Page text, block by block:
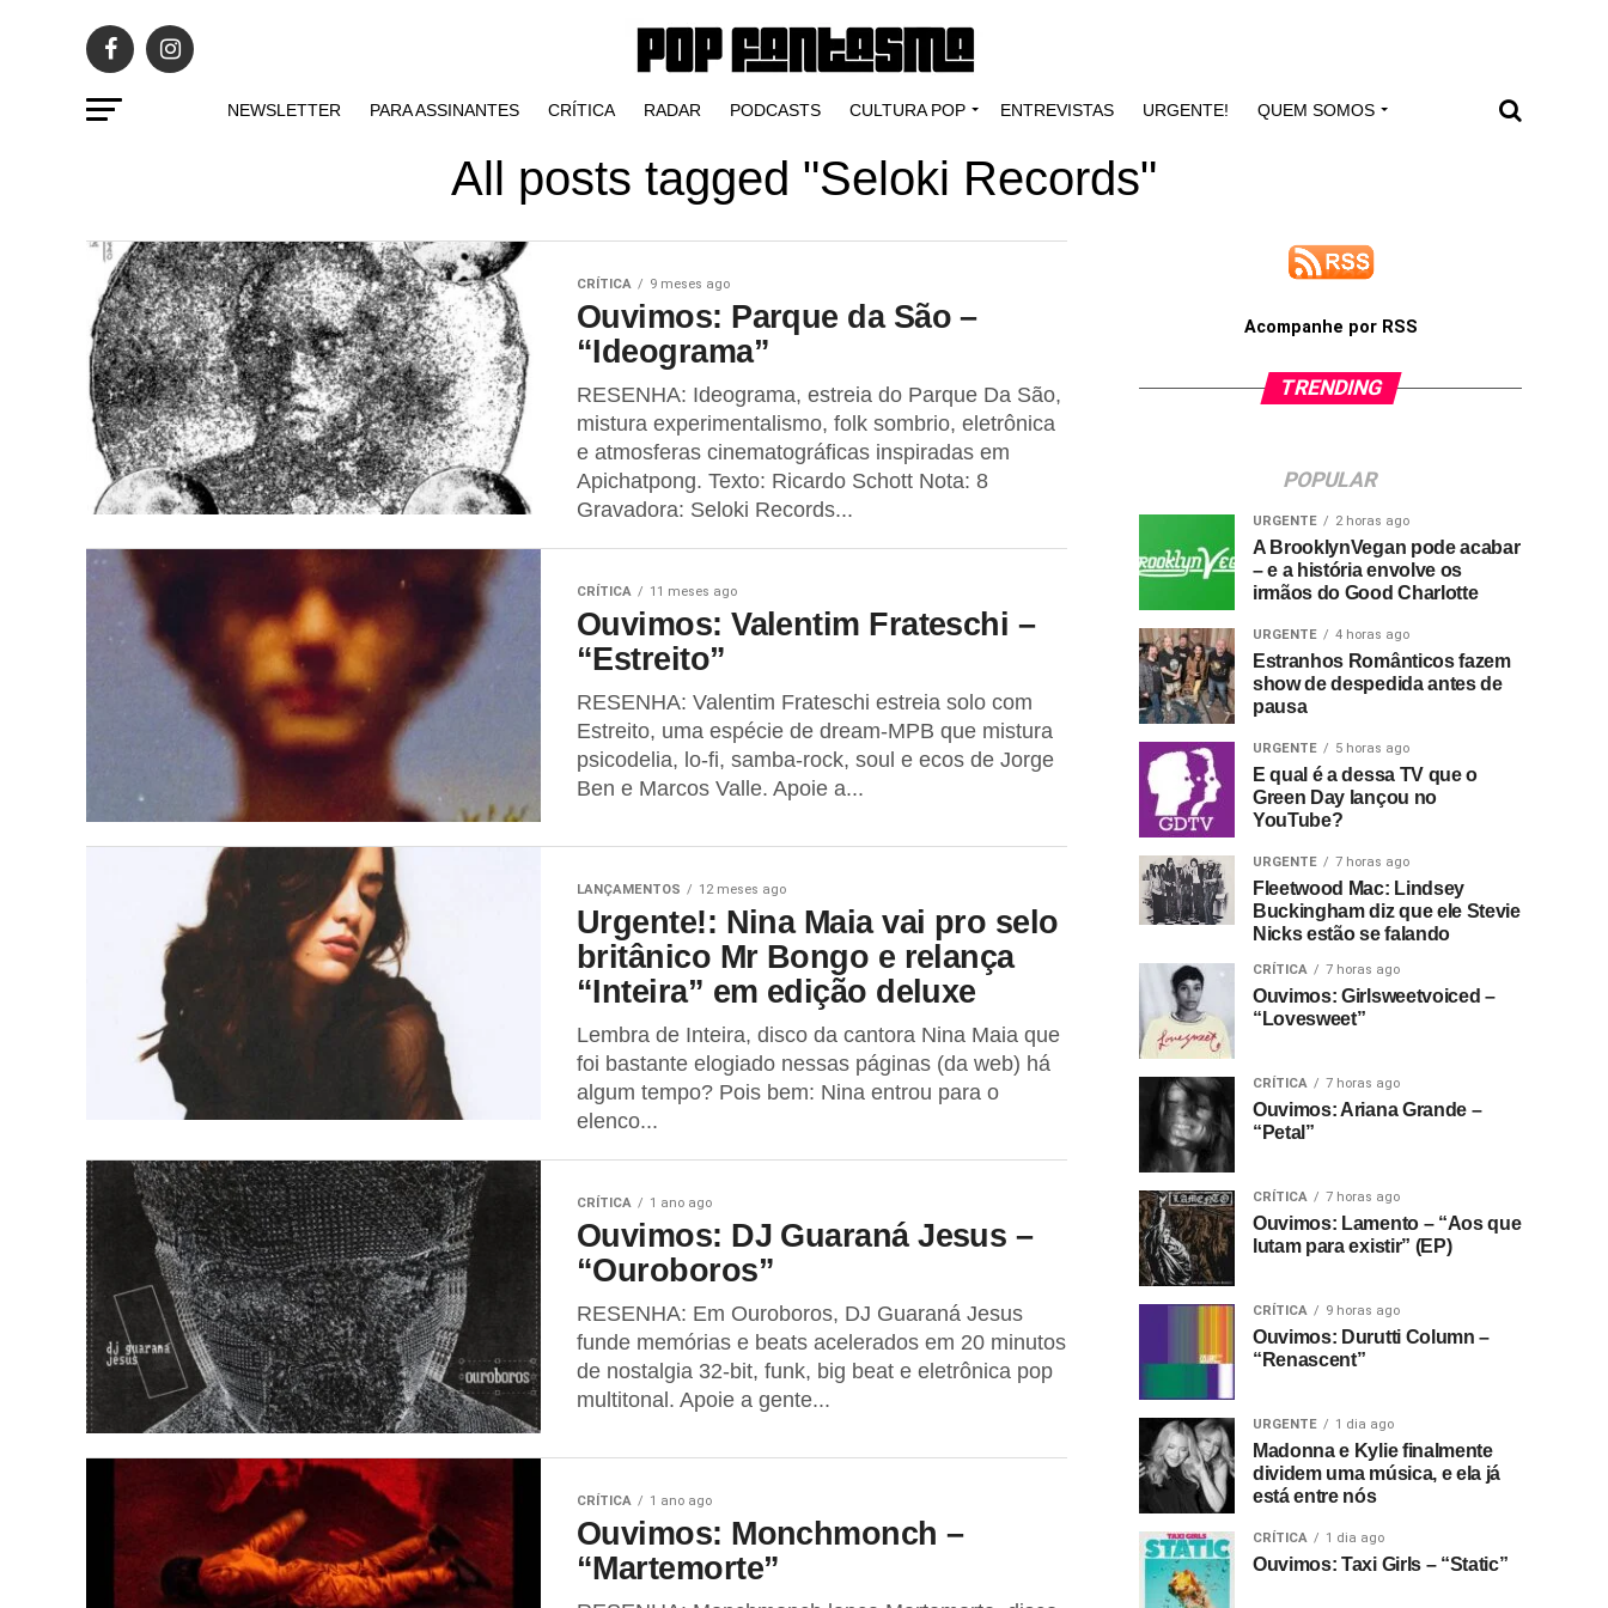
NEWSLETTER PARA ASSINANTES CRÍTICA RADAR PODCASTS CULTURA POP ENTREVISTAS URGENTE! QUEM SOMOS
All posts tagged "Seloki Records"
CRÍTICA 9 meses ago
Ouvimos: Parque da São –
“Ideograma”
RESENHA: Ideograma, estreia do Parque Da São,
mistura experimentalismo, folk sombrio, eletrônica
e atmosferas cinematográficas inspiradas em
Apichatpong. Texto: Ricardo Schott Nota: 8
Gravadora: Seloki Records...
CRÍTICA 11 meses ago
Ouvimos: Valentim Frateschi –
“Estreito”
RESENHA: Valentim Frateschi estreia solo com
Estreito, uma espécie de dream-MPB que mistura
psicodelia, lo-fi, samba-rock, soul e ecos de Jorge
Ben e Marcos Valle. Apoie a...
LANÇAMENTOS 12 meses ago
Urgente!: Nina Maia vai pro selo
britânico Mr Bongo e relança
“Inteira” em edição deluxe
Lembra de Inteira, disco da cantora Nina Maia que
foi bastante elogiado nessas páginas (da web) há
algum tempo? Pois bem: Nina entrou para o
elenco...
CRÍTICA 1 ano ago
Ouvimos: DJ Guaraná Jesus –
“Ouroboros”
RESENHA: Em Ouroboros, DJ Guaraná Jesus
funde memórias e beats acelerados em 20 minutos
de nostalgia 32-bit, funk, big beat e eletrônica pop
multitonal. Apoie a gente...
CRÍTICA 1 ano ago
Ouvimos: Monchmonch –
“Martemorte”
Acompanhe por RSS
TRENDING
POPULAR
URGENTE 2 horas ago
A BrooklynVegan pode acabar
– e a história envolve os
irmãos do Good Charlotte
URGENTE 4 horas ago
Estranhos Românticos fazem
show de despedida antes de
pausa
URGENTE 5 horas ago
E qual é a dessa TV que o
Green Day lançou no
YouTube?
URGENTE 7 horas ago
Fleetwood Mac: Lindsey
Buckingham diz que ele Stevie
Nicks estão se falando
CRÍTICA 7 horas ago
Ouvimos: Girlsweetvoiced –
“Lovesweet”
CRÍTICA 7 horas ago
Ouvimos: Ariana Grande –
“Petal”
CRÍTICA 7 horas ago
Ouvimos: Lamento – “Aos que
lutam para existir” (EP)
CRÍTICA 9 horas ago
Ouvimos: Durutti Column –
“Renascent”
URGENTE 1 dia ago
Madonna e Kylie finalmente
dividem uma música, e ela já
está entre nós
CRÍTICA 1 dia ago
Ouvimos: Taxi Girls – “Static”